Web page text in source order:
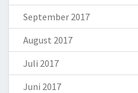
September 2017
August 2017
Juli 2017
Juni 2017